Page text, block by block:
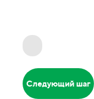
Следующий шаг